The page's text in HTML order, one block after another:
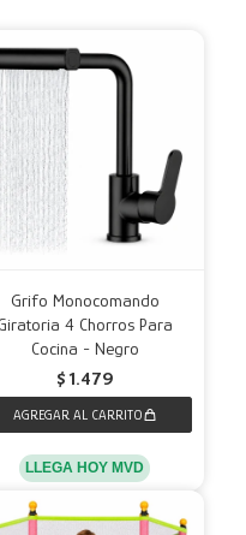
Grifo Monocomando
4 Chorros Para
Cocina - Negro
$ 1.479
LLEGA HOY MVD